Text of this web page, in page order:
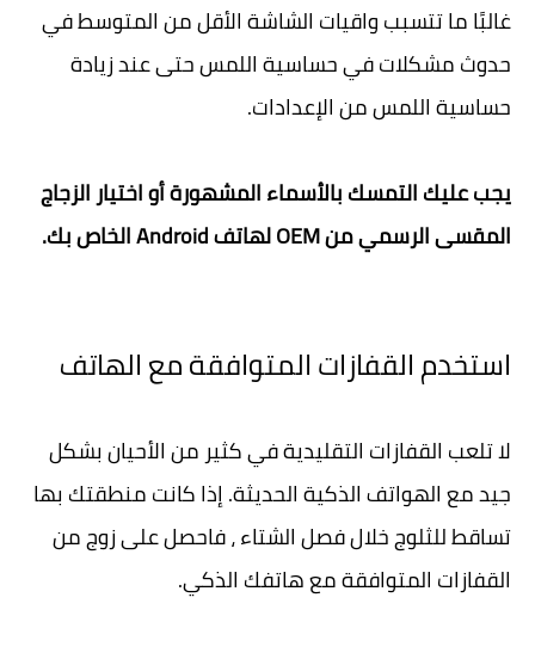
غالبًا ما تتسبب واقيات الشاشة الأقل من المتوسط ​​في
حدوث مشكلات في حساسية اللمس حتى عند زيادة
حساسية اللمس من الإعدادات.
يجب عليك التمسك بالأسماء المشهورة أو اختيار الزجاج
المقسى الرسمي من OEM لهاتف Android الخاص بك.
استخدم القفازات المتوافقة مع الهاتف
لا تلعب القفازات التقليدية في كثير من الأحيان بشكل
جيد مع الهواتف الذكية الحديثة. إذا كانت منطقتك بها
تساقط للثلوج خلال فصل الشتاء ، فاحصل على زوج من
القفازات المتوافقة مع هاتفك الذكي.